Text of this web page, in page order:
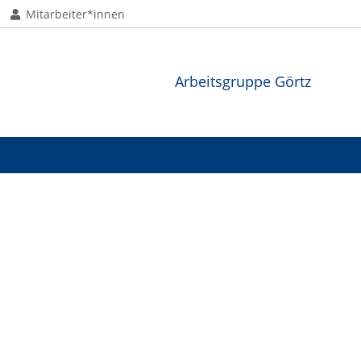
Arbeitsgruppe Görtz
Mitarbeiter*innen